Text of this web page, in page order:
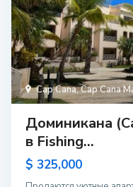
Cap Cana,Cap Cana
Доминикана
в Fishing...
$ 325,000